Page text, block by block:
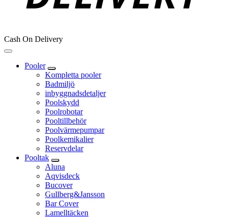
Cash On Delivery
Pooler
Kompletta pooler
Badmiljö
inbyggnadsdetaljer
Poolskydd
Poolrobotar
Pooltillbehör
Poolvärmepumpar
Poolkemikalier
Reservdelar
Pooltak
Aluna
Aqvisdeck
Bucover
Gullberg&Jansson
Bar Cover
Lamelltäcken